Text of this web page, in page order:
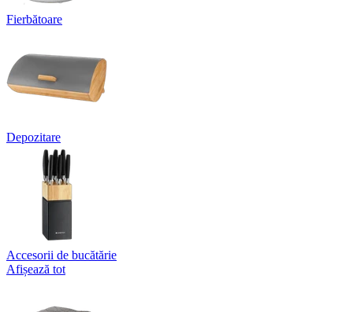
Fierbătoare
Depozitare
Accesorii de bucătărie
Afișează tot